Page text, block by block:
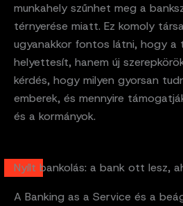
munkahely szűnhet meg a
térnyerése miatt. Ez komoly
ugyanakkor fontos látni, hogy a
helyettesít, hanem új
kérdés, hogy milyen gyorsan
emberek, és mennyire
és a kormányok.
Nyílt bankolás: a bank ott lesz,
A Banking as a Service és a